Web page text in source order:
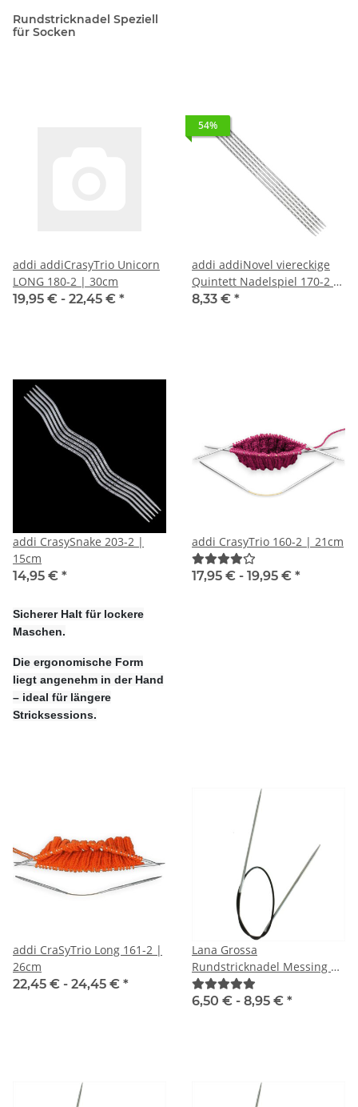
Rundstricknadel Speziell
für Socken
addi addiCrasyTrio Unicorn
LONG 180-2 | 30cm
19,95 € - 22,45 € *
54%
addi addiNovel viereckige
Quintett Nadelspiel 170-2 |
15cm
8,33 € *
addi CrasySnake 203-2 |
15cm
14,95 € *
Sicherer Halt für lockere
Maschen.
Die ergonomische Form
liegt angenehm in der Hand
– ideal für längere
Stricksessions.
addi CrasyTrio 160-2 | 21cm
17,95 € - 19,95 € *
addi CraSyTrio Long 161-2 |
26cm
22,45 € - 24,45 € *
Lana Grossa
Rundstricknadel Messing |
40 cm
6,50 € - 8,95 € *